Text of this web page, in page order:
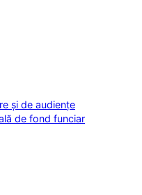
și de audiențe
de fond funciar